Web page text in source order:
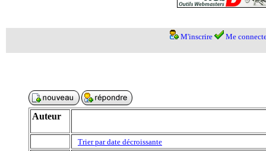
M'inscrire Me
Auteur
Trier par date décroissante